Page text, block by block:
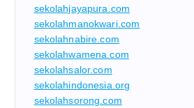
sekolahjayapura.com
sekolahmanokwari.com
sekolahnabire.com
sekolahwamena.com
sekolahsalor.com
sekolahindonesia.org
sekolahsorong.com